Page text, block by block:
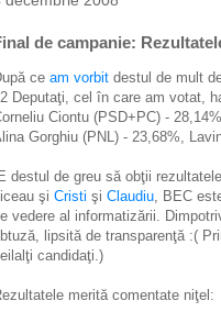
de campanie:
ce am vorbit destul de mult
Deputaţi, cel în care am votat,
Ciontu (PSD+PC) -
Gorghiu (PNL) - 23,68%,
destul de greu să obţii
şi Cristi şi Claudiu, BEC
vedere al informatizării.
lipsită de transparenţă :(
candidaţi.)
merită comentate niţel: